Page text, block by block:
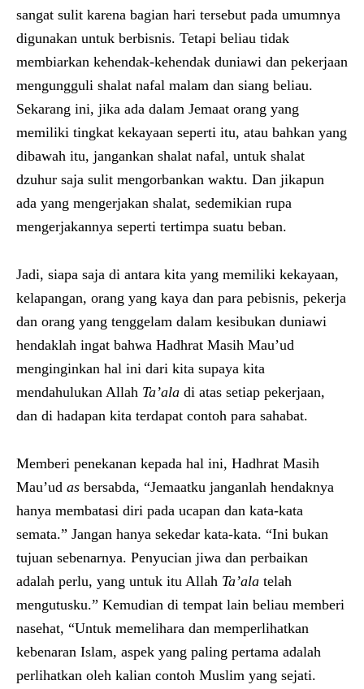
sangat sulit karena bagian hari tersebut pada umumnya
digunakan untuk berbisnis. Tetapi beliau tidak
membiarkan kehendak-kehendak duniawi dan pekerjaan
mengungguli shalat nafal malam dan siang beliau.
Sekarang ini, jika ada dalam Jemaat orang yang
memiliki tingkat kekayaan seperti itu, atau bahkan yang
dibawah itu, jangankan shalat nafal, untuk shalat
dzuhur saja sulit mengorbankan waktu. Dan jikapun
ada yang mengerjakan shalat, sedemikian rupa
mengerjakannya seperti tertimpa suatu beban.
Jadi, siapa saja di antara kita yang memiliki kekayaan,
kelapangan, orang yang kaya dan para pebisnis, pekerja
dan orang yang tenggelam dalam kesibukan duniawi
hendaklah ingat bahwa Hadhrat Masih Mau’ud
menginginkan hal ini dari kita supaya kita
mendahulukan Allah Ta’ala di atas setiap pekerjaan,
dan di hadapan kita terdapat contoh para sahabat.
Memberi penekanan kepada hal ini, Hadhrat Masih
Mau’ud as bersabda, “Jemaatku janganlah hendaknya
hanya membatasi diri pada ucapan dan kata-kata
semata.” Jangan hanya sekedar kata-kata. “Ini bukan
tujuan sebenarnya. Penyucian jiwa dan perbaikan
adalah perlu, yang untuk itu Allah Ta’ala telah
mengutusku.” Kemudian di tempat lain beliau memberi
nasehat, “Untuk memelihara dan memperlihatkan
kebenaran Islam, aspek yang paling pertama adalah
perlihatkan oleh kalian contoh Muslim yang sejati.